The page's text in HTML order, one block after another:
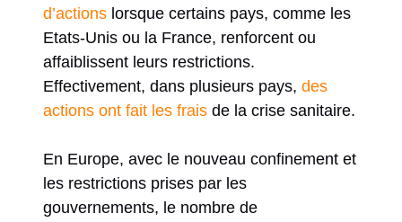
d’actions lorsque certains pays, comme les
Etats-Unis ou la France, renforcent ou
affaiblissent leurs restrictions.
Effectivement, dans plusieurs pays, des
actions ont fait les frais de la crise sanitaire.
En Europe, avec le nouveau confinement et
les restrictions prises par les
gouvernements, le nombre de